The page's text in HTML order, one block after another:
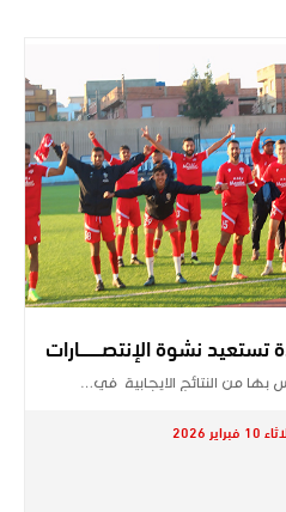
تستعيد نشوة الإنتصـــــــــارات
بها من النتائج الايجابية في…